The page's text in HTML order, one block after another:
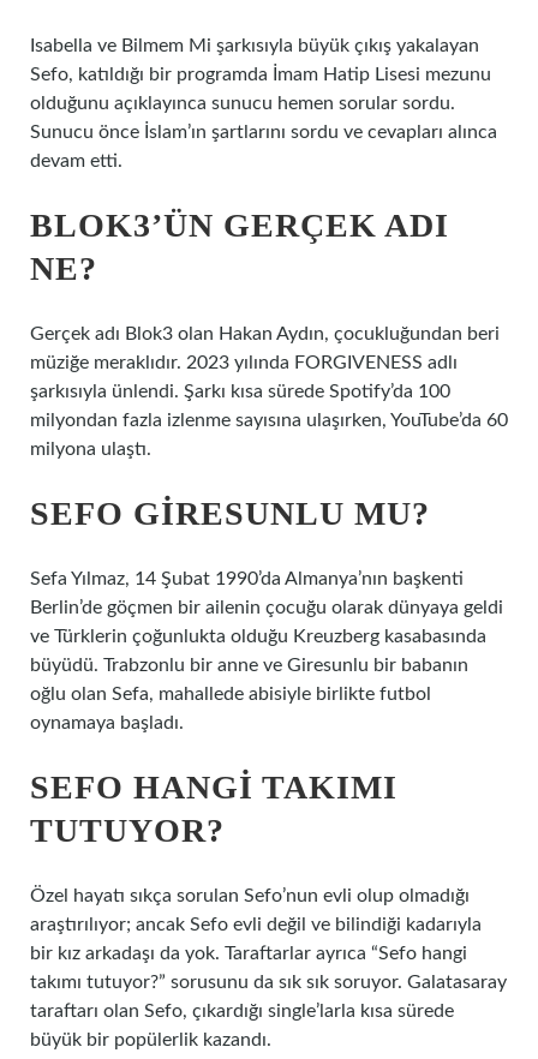
Isabella ve Bilmem Mi şarkısıyla büyük çıkış yakalayan
Sefo, katıldığı bir programda İmam Hatip Lisesi mezunu
olduğunu açıklayınca sunucu hemen sorular sordu.
Sunucu önce İslam’ın şartlarını sordu ve cevapları alınca
devam etti.
BLOK3’ÜN GERÇEK ADI
NE?
Gerçek adı Blok3 olan Hakan Aydın, çocukluğundan beri
müziğe meraklıdır. 2023 yılında FORGIVENESS adlı
şarkısıyla ünlendi. Şarkı kısa sürede Spotify’da 100
milyondan fazla izlenme sayısına ulaşırken, YouTube’da 60
milyona ulaştı.
SEFO GIRESUNLU MU?
Sefa Yılmaz, 14 Şubat 1990’da Almanya’nın başkenti
Berlin’de göçmen bir ailenin çocuğu olarak dünyaya geldi
ve Türklerin çoğunlukta olduğu Kreuzberg kasabasında
büyüdü. Trabzonlu bir anne ve Giresunlu bir babanın
oğlu olan Sefa, mahallede abisiyle birlikte futbol
oynamaya başladı.
SEFO HANGI TAKIMI
TUTUYOR?
Özel hayatı sıkça sorulan Sefo’nun evli olup olmadığı
araştırılıyor; ancak Sefo evli değil ve bilindiği kadarıyla
bir kız arkadaşı da yok. Taraftarlar ayrıca “Sefo hangi
takımı tutuyor?” sorusunu da sık sık soruyor. Galatasaray
taraftarı olan Sefo, çıkardığı single’larla kısa sürede
büyük bir popülerlik kazandı.